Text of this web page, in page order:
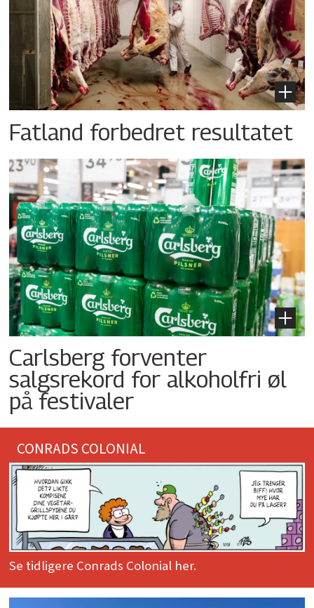
Fatland forbedret resultatet
Carlsberg forventer
salgsrekord for alkoholfri øl
på festivaler
CONRADS COLONIAL
Se tidligere Conrads Colonial her.